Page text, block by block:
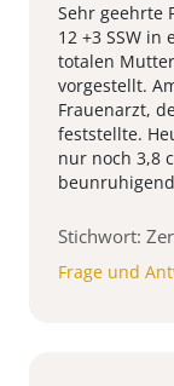
Sehr geehrte
12 +3 SSW
totalen
vorgestellt.
Frauenarzt,
feststellte.
nur noch 3,8
Stichwort:
Frage und